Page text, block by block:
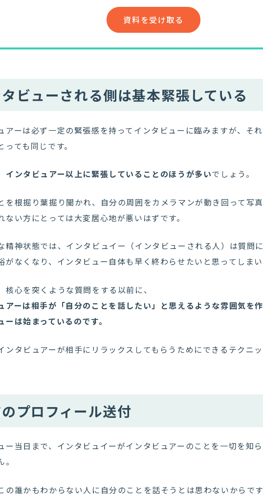
資料を受け取る
ビューされる側は基本緊張している
アーは必ず一定の緊張感を持ってインタビューに臨みますが、そ
っても同じです。
インタビュアー以上に緊張していることのほうが多いでしょう。
を根掘り葉掘り聞かれ、自分の周囲をカメラマンが動き回って写
ない方にとっては大変居心地が悪いはずです。
精神状態では、インタビュイー（インタビューされる人）は質問
がなくなり、インタビュー自体も早く終わらせたいと思ってしまい
核心を突くような質問をする以前に、
アーは相手が「自分のことを話したい」と思えるような雰囲気を作
ーは始まっているのです。
ンタビュアーが相手にリラックスしてもらうためにできるテクニ
プロフィール送付
ー当日まで、インタビュイーがインタビュアーのことを一切を知
の誰かもわからない人に自分のことを話そうとは思わないからです